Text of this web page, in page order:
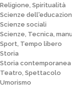
Religione, Spiritualità
Scienze
Scienze sociali
Scienze, Tecnica,
Sport, Tempo libero
Storia
Storia contemporanea
Teatro, Spettacolo
Umorismo